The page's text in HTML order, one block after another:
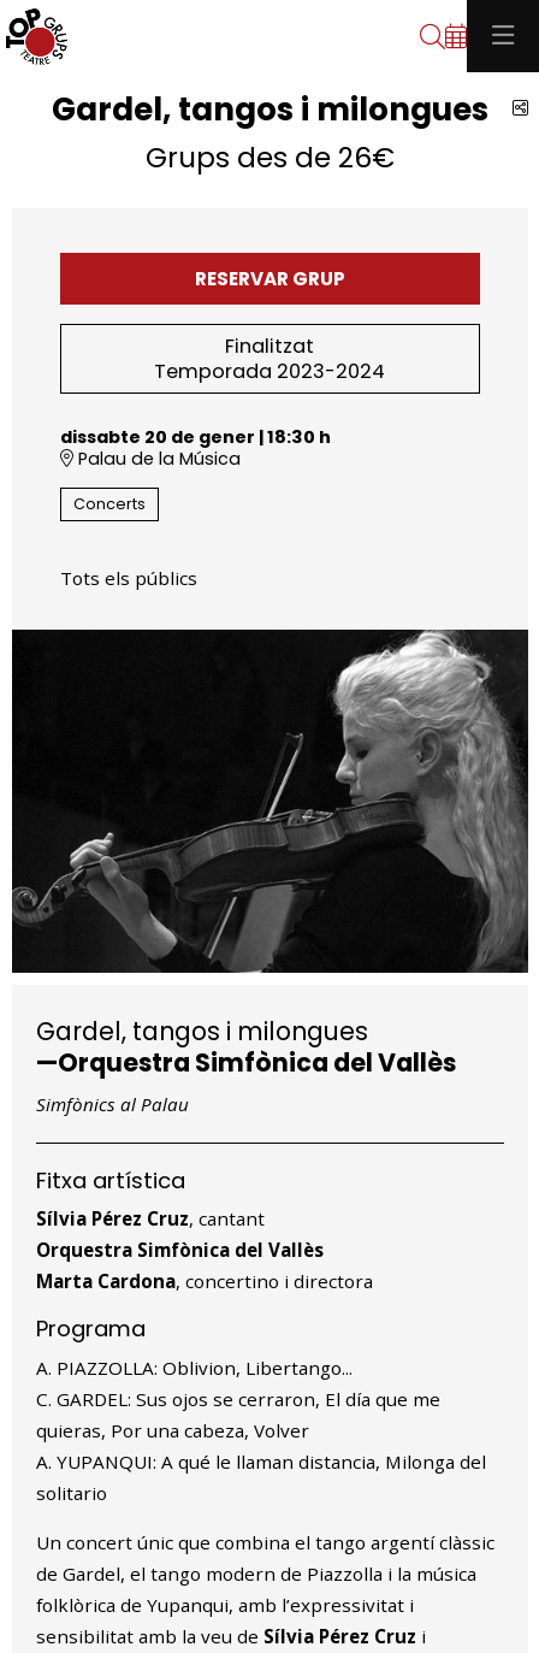
Cerca
Gardel, tangos i milongues
Grups des de 26€
RESERVAR GRUP
Finalitzat
Temporada 2023-2024
dissabte 20 de gener |18:30 h
Palau de la Música
Concerts
Tots els públics
Gardel, tangos i milongues
—Orquestra Simfònica del Vallès
Simfònics al Palau
Fitxa artística
Sílvia Pérez Cruz, cantant
Orquestra Simfònica del Vallès
Marta Cardona, concertino i directora
Programa
A. PIAZZOLLA: Oblivion, Libertango...
C. GARDEL: Sus ojos se cerraron, El día que me
quieras, Por una cabeza, Volver
A. YUPANQUI: A qué le llaman distancia, Milonga del
solitario
Un concert únic que combina el tango argentí clàssic
de Gardel, el tango modern de Piazzolla i la música
folklòrica de Yupanqui, amb l’expressivitat i
sensibilitat amb la veu de Sílvia Pérez Cruz i